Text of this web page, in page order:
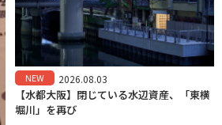
NEW 2026.08.03
【水都大阪】閉じている水辺資産、「東横
堀川」を再び